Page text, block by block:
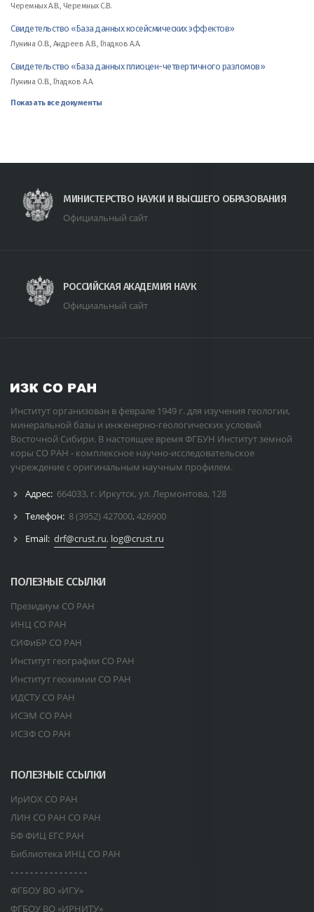
Черемных А.В., Черемных С.В.
Свидетельство «База данных косейсмических эффектов»
Лунина О.В., Андреев А.В., Гладков А.А.
Свидетельство «База данных плиоцен-четвертичного разломов»
Лунина О.В., Гладков А.А.
Показать все документы
МИНИСТЕРСТВО НАУКИ И ВЫСШЕГО ОБРАЗОВАНИЯ
Официальный сайт
РОССИЙСКАЯ АКАДЕМИЯ НАУК
Официальный сайт
Институт организован в феврале 1949 г. для изучения геологии,
минеральной базы и инженерно-геологических условий
Восточной Сибири. В настоящее время ФГБУН Институт земной
коры СО РАН - комплексное научно-исследовательское
учреждение с оригинальным научным профилем.
Адрес: 664033, г. Иркутск, ул. Лермонтова, 128
Телефон: 8 (3952) 427000, 426900
Email: drf@crust.ru, log@crust.ru
ПОЛЕЗНЫЕ ССЫЛКИ
Президиум СО РАН
ИНЦ СО РАН
СИФиБР СО РАН
Институт географии СО РАН
Институт геохимии СО РАН
ИДСТУ СО РАН
ИСЭМ СО РАН
ИСЗФ СО РАН
ПОЛЕЗНЫЕ ССЫЛКИ
ИрИОХ СО РАН
ЛИН СО РАН СО РАН
БФ ФИЦ ЕГС РАН
Библиотека ИНЦ СО РАН
- - - - - - - - - - - - - - - -
ФГБОУ ВО «ИГУ»
ФГБОУ ВО «ИРНИТУ»